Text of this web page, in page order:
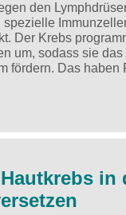
den
Der Krebs
um, sodass sie das
fördern. Das haben
in